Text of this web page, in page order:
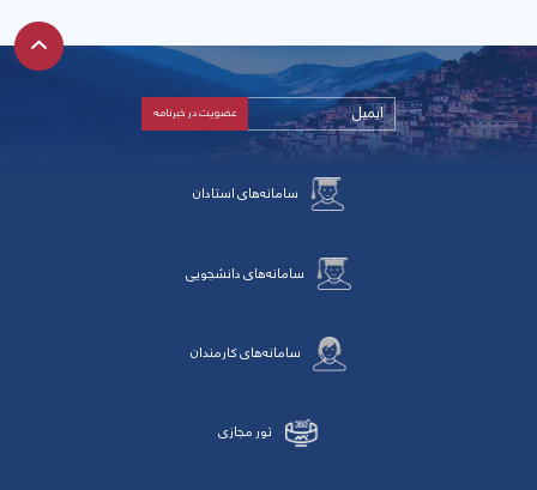
سامانه‌های استادان
سامانه‌های دانشجویی
سامانه‌های کارمندان
تور مجازی